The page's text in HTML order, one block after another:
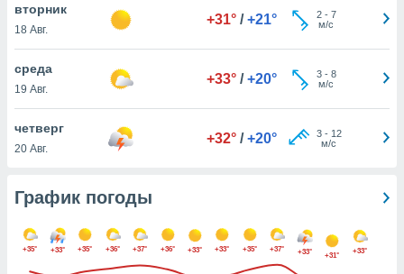
веб-
как
вашем
вторник
18 Авг.
+31° / +21° 2- 7
м/с
среда
19 Авг.
+33° / +20° 3- 8
м/с
четверг
20 Авг.
+32° / +20° 3- 12
м/с
График погоды
+35° +33° +35° +36° +37° +36° +33° +33° +35° +37° +33° +31°
+33°